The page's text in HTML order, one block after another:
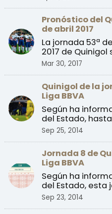
Pronóstico del
de abril 2017
La jornada 53ª
2017 de
semana con dos
Mar 30, 2017
Quinigol de la
Liga BBVA
Según ha
del Estado,
jornada no tiene
Sep 25, 2014
Jornada 8 de
Liga BBVA
Según ha
del Estado, esta
Sep 23, 2014